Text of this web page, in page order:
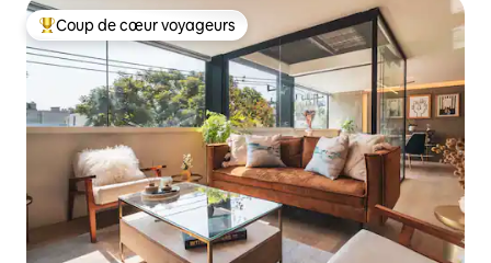
Coup de cœur voyageurs parmi les plus aimés
Coup de cœur voyageurs